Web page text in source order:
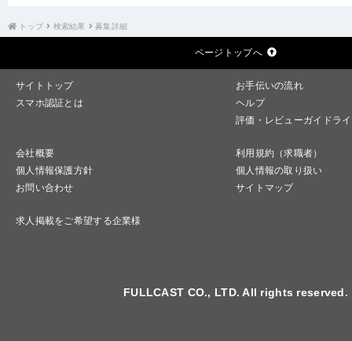
トップ 検索結果 募集詳細
ページトップへ
サイトトップ
お手伝いの流れ
スマホ認証とは
ヘルプ
評価・レビューガイドラ
会社概要
利用規約（求職者）
個人情報保護方針
個人情報の取り扱い
お問い合わせ
サイトマップ
求人掲載をご希望する企業様
FULLCAST CO., LTD. All rights reserved.